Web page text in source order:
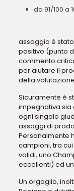
da 91/100 a
assaggio è
positivo (punto
commento
per aiutare il
della
Sicuramente è
impegnativa sia
ogni singolo
assaggi di
Personalmente
campioni, tra cui
validi, uno
eccellenti) ed
Un orgoglio,